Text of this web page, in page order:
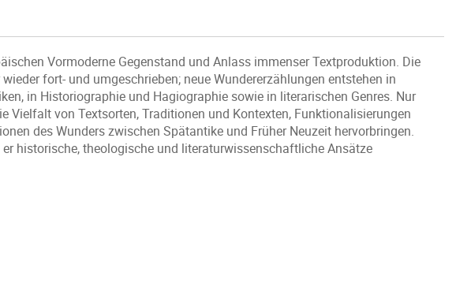
Vormoderne Gegenstand und Anlass immenser Textproduktion. Die
fort- und umgeschrieben; neue Wundererzählungen entstehen in
in Historiographie und Hagiographie sowie in literarischen Genres. Nur
Vielfalt von Textsorten, Traditionen und Kontexten, Funktionalisierungen
des Wunders zwischen Spätantike und Früher Neuzeit hervorbringen.
historische, theologische und literaturwissenschaftliche Ansätze